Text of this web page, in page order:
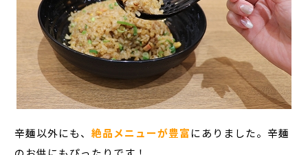
辛麺以外にも、絶品メニューが豊富にありました。辛麺